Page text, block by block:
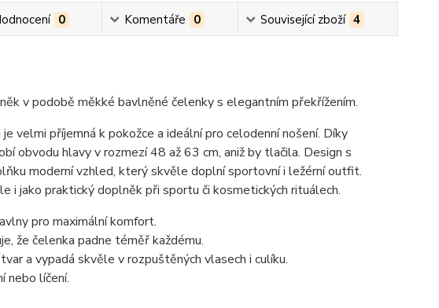
0 Komentáře 0 Související zboží 4
v podobě měkké bavlněné čelenky s elegantním překřížením.
velmi příjemná k pokožce a ideální pro celodenní nošení. Díky
obvodu hlavy v rozmezí 48 až 63 cm, aniž by tlačila. Design s
moderní vzhled, který skvěle doplní sportovní i ležérní outfit.
i jako praktický doplněk při sportu či kosmetických rituálech.
pro maximální komfort.
že čelenka padne téměř každému.
a vypadá skvěle v rozpuštěných vlasech i culíku.
nebo líčení.